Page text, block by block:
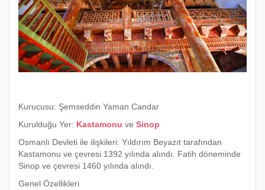
Kurucusu: Şemseddin Yaman Candar
Kurulduğu Yer: Kastamonu ve Sinop
Osmanlı Devleti ile ilişkileri: Yıldırım Beyazıt tarafından
Kastamonu ve çevresi 1392 yılında alındı. Fatih döneminde
Sinop ve çevresi 1460 yılında alındı.
Genel Özellikleri